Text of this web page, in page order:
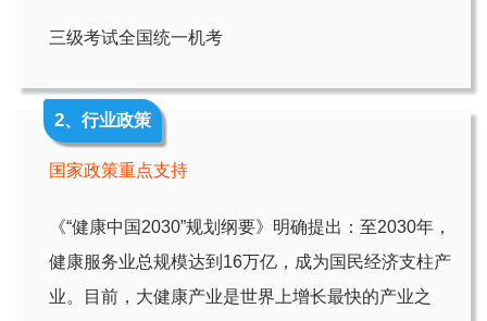
三级考试全国统一机考
2、行业政策
国家政策重点支持
《“健康中国2030”规划纲要》明确提出：至2030年，
健康服务业总规模达到16万亿，成为国民经济支柱产
业。目前，大健康产业是世界上增长最快的产业之